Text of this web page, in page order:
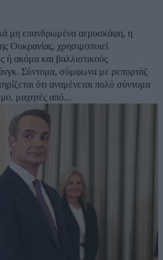
μη επανδρωμένα αεροσκάφη, η
Ουκρανίας, χρησιμοποιεί
ή ακόμα και βαλλιστικούς
Σύντομα, σύμφωνα με ρεπορτάζ
ότι αναμένεται πολύ σύντομα
μαχητές από...